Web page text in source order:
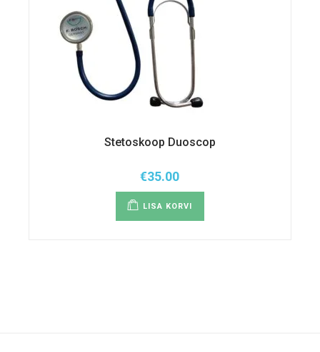
Stetoskoop Duoscop
€35.00
LISA KORVI